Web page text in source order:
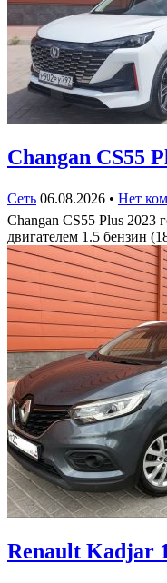
Changan CS55
Сеть 06.08.2026 • Нет
Changan CS55 Plus 2023
двигателем 1.5 бензин
Renault Kadjar